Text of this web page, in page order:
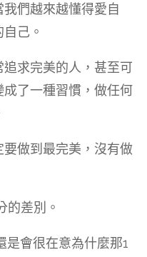
們越來越懂得愛自
己。
求完美的人，甚至可
了一種習慣，做任何
做到最完美，沒有做
的差別。
是會很在意為什麼那1